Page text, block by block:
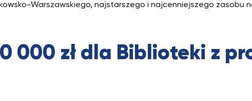
Warszawskiego, najstarszego i najcenniejszego zasobu
000 zł dla Biblioteki z